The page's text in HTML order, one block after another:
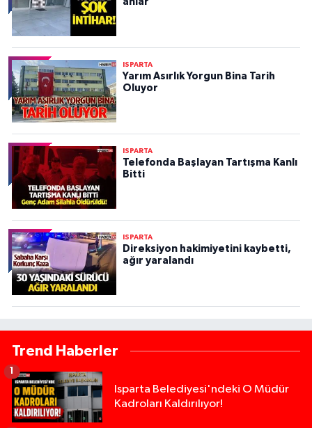
ISPARTA
Yarım Asırlık Yorgun Bina Tarih
Oluyor
ISPARTA
Telefonda Başlayan Tartışma Kanlı
Bitti
ISPARTA
Direksiyon hakimiyetini kaybetti,
ağır yaralandı
Trend Haberler
Isparta Belediyesi'ndeki O Müdür
Kadroları Kaldırılıyor!
1